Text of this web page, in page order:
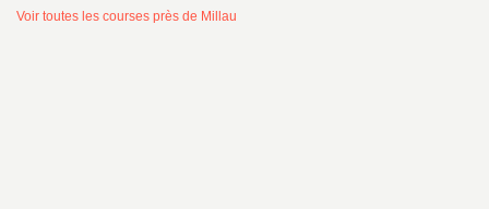
Voir toutes les courses près de Millau